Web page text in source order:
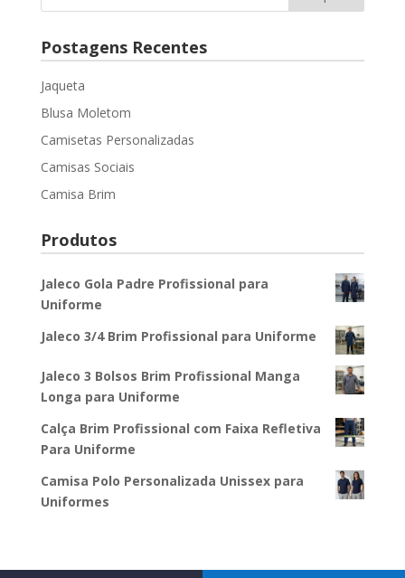
Postagens Recentes
Jaqueta
Blusa Moletom
Camisetas Personalizadas
Camisas Sociais
Camisa Brim
Produtos
Jaleco Gola Padre Profissional para
Uniforme
Jaleco 3/4 Brim Profissional para Uniforme
Jaleco 3 Bolsos Brim Profissional Manga
Longa para Uniforme
Calça Brim Profissional com Faixa Refletiva
Para Uniforme
Camisa Polo Personalizada Unissex para
Uniformes